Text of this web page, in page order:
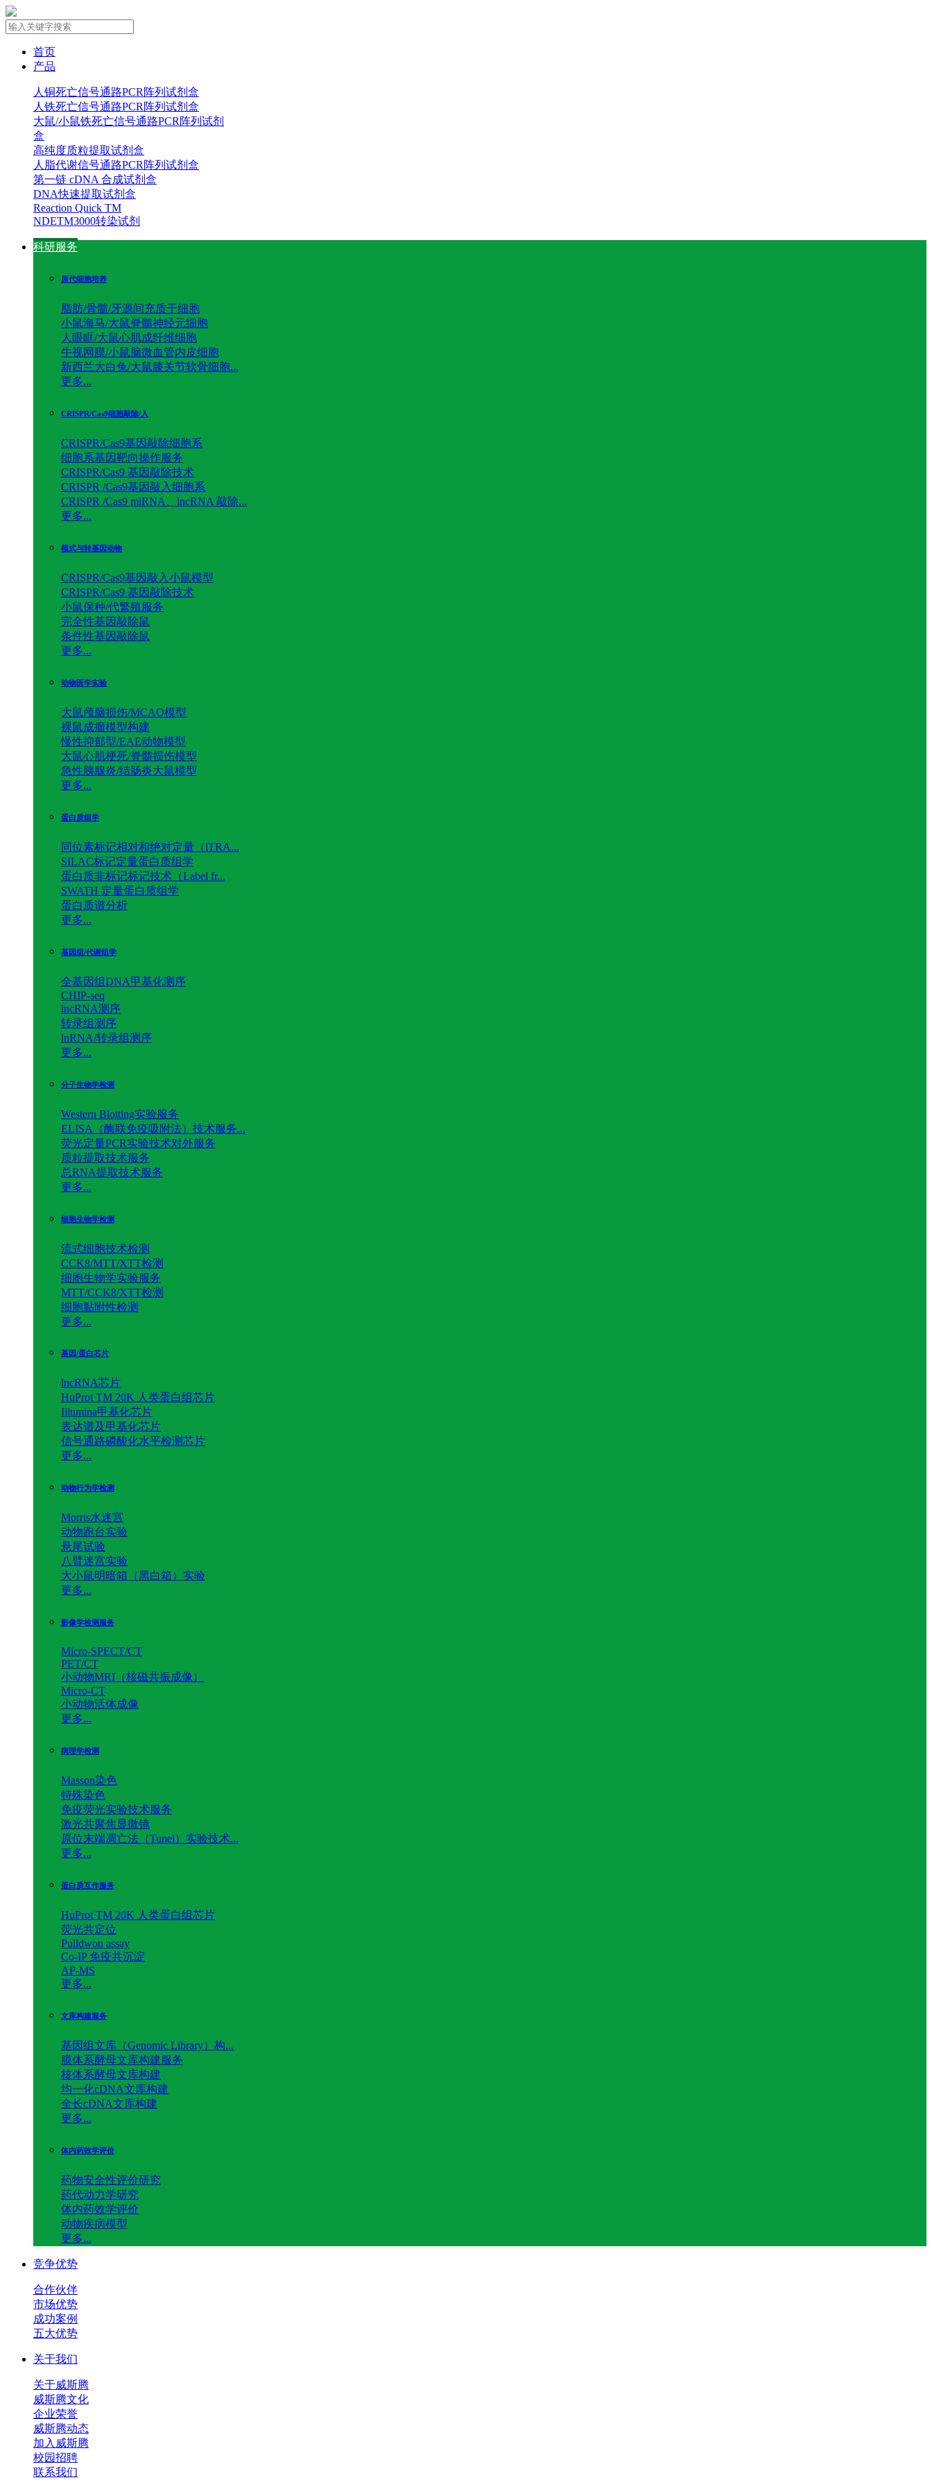
首页
产品
人铜死亡信号通路PCR阵列试剂盒
人铁死亡信号通路PCR阵列试剂盒
大鼠/小鼠铁死亡信号通路PCR阵列试剂
盒
高纯度质粒提取试剂盒
人脂代谢信号通路PCR阵列试剂盒
第一链 cDNA 合成试剂盒
DNA快速提取试剂盒
Reaction Quick TM
NDETM3000转染试剂
科研服务
原代细胞培养
脂肪/骨髓/牙源间充质干细胞
小鼠海马/大鼠脊髓神经元细胞
人眼眶/大鼠心肌成纤维细胞
牛视网膜/小鼠脑微血管内皮细胞
新西兰大白兔/大鼠膝关节软骨细胞...
更多...
CRISPR/Cas9细胞敲除/入
CRISPR/Cas9基因敲除细胞系
细胞系基因靶向操作服务
CRISPR/Cas9 基因敲除技术
CRISPR /Cas9基因敲入细胞系
CRISPR /Cas9 miRNA、lncRNA 敲除...
更多...
模式与转基因动物
CRISPR/Cas9基因敲入小鼠模型
CRISPR/Cas9 基因敲除技术
小鼠保种/代繁殖服务
完全性基因敲除鼠
条件性基因敲除鼠
更多...
动物医学实验
大鼠颅脑损伤/MCAO模型
裸鼠成瘤模型构建
慢性抑郁型/EAE动物模型
大鼠心肌梗死/脊髓损伤模型
急性胰腺炎/结肠炎大鼠模型
更多...
蛋白质组学
同位素标记相对和绝对定量（iTRA...
SILAC标记定量蛋白质组学
蛋白质非标记标记技术（Label fr...
SWATH 定量蛋白质组学
蛋白质谱分析
更多...
基因组/代谢组学
全基因组DNA甲基化测序
CHIP-seq
lncRNA测序
转录组测序
lnRNA/转录组测序
更多...
分子生物学检测
Western Blotting实验服务
ELISA（酶联免疫吸附法）技术服务...
荧光定量PCR实验技术对外服务
质粒提取技术服务
总RNA提取技术服务
更多...
细胞生物学检测
流式细胞技术检测
CCK8/MTT/XTT检测
细胞生物学实验服务
MTT/CCK8/XTT检测
细胞黏附性检测
更多...
基因/蛋白芯片
lncRNA芯片
HuProt TM 20K 人类蛋白组芯片
Illumina甲基化芯片
表达谱及甲基化芯片
信号通路磷酸化水平检测芯片
更多...
动物行为学检测
Morris水迷宫
动物跑台实验
悬尾试验
八臂迷宫实验
大小鼠明暗箱（黑白箱）实验
更多...
影像学检测服务
Micro-SPECT/CT
PET/CT
小动物MRI（核磁共振成像）
Micro-CT
小动物活体成像
更多...
病理学检测
Masson染色
特殊染色
免疫荧光实验技术服务
激光共聚焦显微镜
原位末端凋亡法（Tunel）实验技术...
更多...
蛋白质互作服务
HuProt TM 20K 人类蛋白组芯片
荧光共定位
Pulldwon assay
Co-IP 免疫共沉淀
AP-MS
更多...
文库构建服务
基因组文库（Genomic Library）构...
膜体系酵母文库构建服务
核体系酵母文库构建
均一化cDNA文库构建
全长cDNA文库构建
更多...
体内药效学评价
药物安全性评价研究
药代动力学研究
体内药效学评价
动物疾病模型
更多...
竞争优势
合作伙伴
市场优势
成功案例
五大优势
关于我们
关于威斯腾
威斯腾文化
企业荣誉
威斯腾动态
加入威斯腾
校园招聘
联系我们